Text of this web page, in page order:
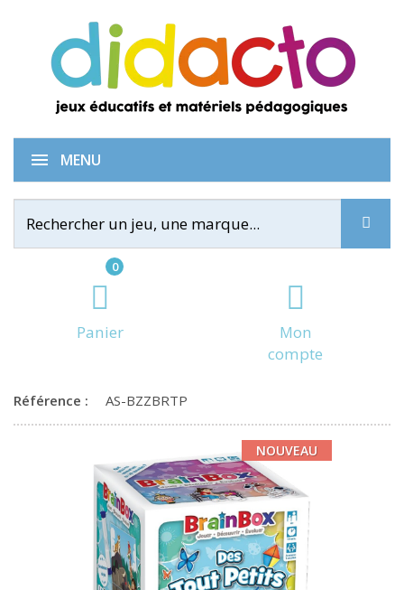
0
Panier
Mon
compte
MENU
BrainBox : Des tout petits
Référence : AS-BZZBRTP
NOUVEAU